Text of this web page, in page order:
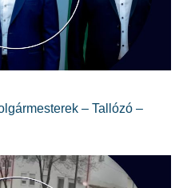
– Tallózó –